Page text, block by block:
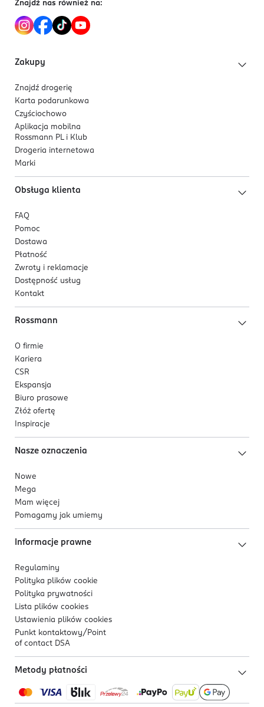
pielęgnujące:
gdy potrzebne są krycie, lekkość i trwałość.
Znajdź nas również na:
Zakupy
Znajdź drogerię
Karta podarunkowa
Czyściochowo
Aplikacja mobilna
Rossmann PL i Klub
Drogeria internetowa
Marki
Obsługa klienta
FAQ
Pomoc
Dostawa
Płatność
Zwroty i reklamacje
Dostępność usług
Kontakt
Rossmann
O firmie
Kariera
CSR
Ekspansja
Biuro prasowe
Złóż ofertę
Inspiracje
Nasze oznaczenia
Nowe
Mega
Mam więcej
Pomagamy jak umiemy
Informacje prawne
Regulaminy
Polityka plików cookie
Polityka prywatności
Lista plików cookies
Ustawienia plików cookies
Punkt kontaktowy/ Point
of contact DSA
Metody płatności